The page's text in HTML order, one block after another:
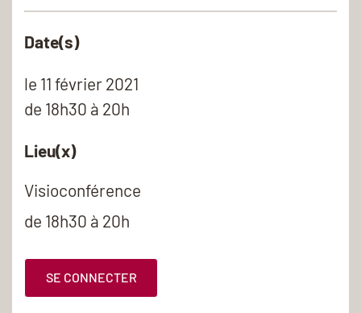
Date(s)
le 11 février 2021
de 18h30 à 20h
Lieu(x)
Visioconférence
de 18h30 à 20h
SE CONNECTER